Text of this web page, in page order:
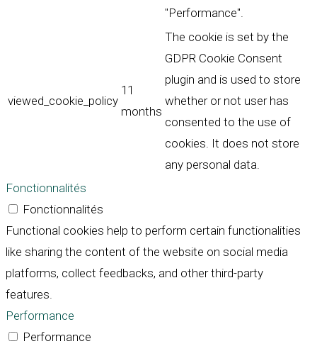
"Performance".
viewed_cookie_policy
11
months
The cookie is set by the
GDPR Cookie Consent
plugin and is used to store
whether or not user has
consented to the use of
cookies. It does not store
any personal data.
Fonctionnalités
Fonctionnalités
Functional cookies help to perform certain functionalities
like sharing the content of the website on social media
platforms, collect feedbacks, and other third-party
features.
Performance
Performance